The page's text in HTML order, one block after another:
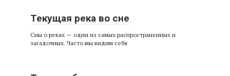
Текущая река во сне
Сны о реках — одни из самых распространенных и
загадочных. Часто мы видим себя